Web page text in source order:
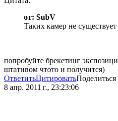
от: SubV
Таких камер не
попробуйте брекетинг
штативом чтото и получится)
ОтветитьЦитироватьПоделиться
8 апр. 2011 г., 23:23:06